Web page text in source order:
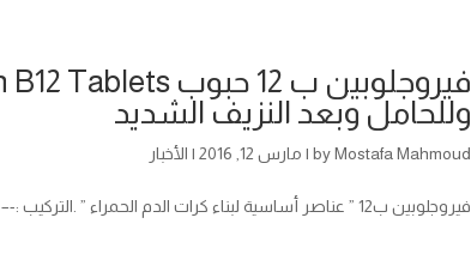
وللحامل وبعد النزيف الشديد
byMostafa Mahmoud
| مارس 12, 2016 | الأخبار
فيروجلوبين ب12 ” عناصر أساسية لبناء كرات الدم الحمراء ” .التركيب :-– حديد ( فى صورة فيوماريت الحديدوز ) 15 ملجم– ...